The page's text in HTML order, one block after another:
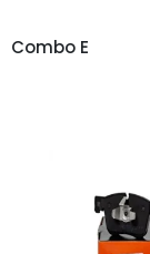
Combo E